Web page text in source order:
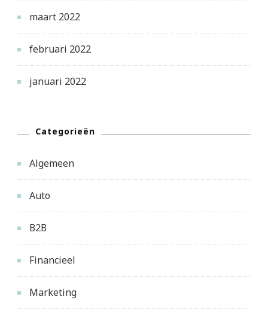
maart 2022
februari 2022
januari 2022
Categorieën
Algemeen
Auto
B2B
Financieel
Marketing